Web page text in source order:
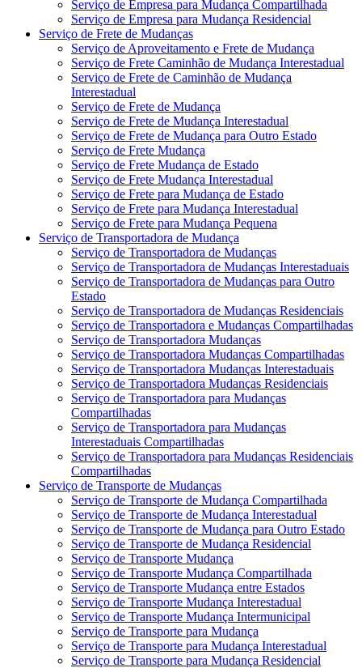
Serviço de Empresa para Mudança Compartilhada
Serviço de Empresa para Mudança Residencial
Serviço de Frete de Mudanças
Serviço de Aproveitamento e Frete de Mudança
Serviço de Frete Caminhão de Mudança Interestadual
Serviço de Frete de Caminhão de Mudança
Interestadual
Serviço de Frete de Mudança
Serviço de Frete de Mudança Interestadual
Serviço de Frete de Mudança para Outro Estado
Serviço de Frete Mudança
Serviço de Frete Mudança de Estado
Serviço de Frete Mudança Interestadual
Serviço de Frete para Mudança de Estado
Serviço de Frete para Mudança Interestadual
Serviço de Frete para Mudança Pequena
Serviço de Transportadora de Mudança
Serviço de Transportadora de Mudanças
Serviço de Transportadora de Mudanças Interestaduais
Serviço de Transportadora de Mudanças para Outro
Estado
Serviço de Transportadora de Mudanças Residenciais
Serviço de Transportadora e Mudanças Compartilhadas
Serviço de Transportadora Mudanças
Serviço de Transportadora Mudanças Compartilhadas
Serviço de Transportadora Mudanças Interestaduais
Serviço de Transportadora Mudanças Residenciais
Serviço de Transportadora para Mudanças
Compartilhadas
Serviço de Transportadora para Mudanças
Interestaduais Compartilhadas
Serviço de Transportadora para Mudanças Residenciais
Compartilhadas
Serviço de Transporte de Mudanças
Serviço de Transporte de Mudança Compartilhada
Serviço de Transporte de Mudança Interestadual
Serviço de Transporte de Mudança para Outro Estado
Serviço de Transporte de Mudança Residencial
Serviço de Transporte Mudança
Serviço de Transporte Mudança Compartilhada
Serviço de Transporte Mudança entre Estados
Serviço de Transporte Mudança Interestadual
Serviço de Transporte Mudança Intermunicipal
Serviço de Transporte para Mudança
Serviço de Transporte para Mudança Interestadual
Serviço de Transporte para Mudança Residencial